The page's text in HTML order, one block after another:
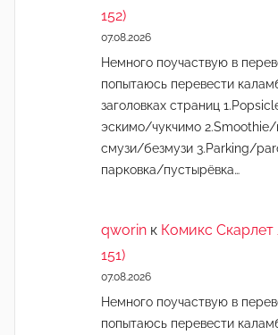
152)
07.08.2026
Немного поучаствую в
попытаюсь перевести
заголовках страниц
эскимо/чукчимо
смузи/безмузи 3.Parking/
парковка/пустырёвка…
qworin к Комикс Скарлет
151)
07.08.2026
Немного поучаствую в
попытаюсь перевести